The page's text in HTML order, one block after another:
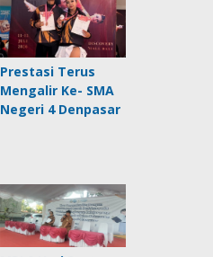
Prestasi Terus
Mengalir Ke- SMA
Negeri 4 Denpasar